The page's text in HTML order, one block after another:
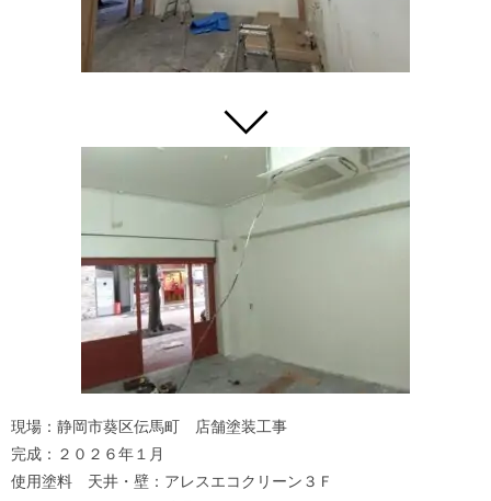
現場：静岡市葵区伝馬町 店舗塗装工事
完成：２０２６年１月
使用塗料 天井・壁：アレスエコクリーン３Ｆ